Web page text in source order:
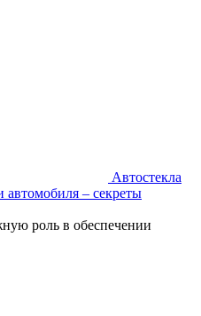
Автостекла
– секреты
роль в обеспечении